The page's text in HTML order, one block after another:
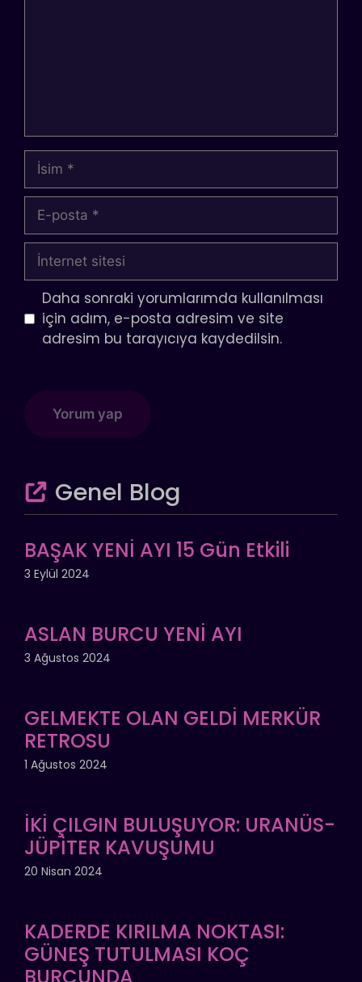
İsim
posta
İnternet
sitesi
Daha sonraki yorumlarımda kullanılması
için adım, e-posta adresim ve site
adresim bu tarayıcıya kaydedilsin.
Genel Blog
BAŞAK YENİ AYI 15 Gün Etkili
3 Eylül 2024
ASLAN BURCU YENİ AYI
3 Ağustos 2024
GELMEKTE OLAN GELDİ MERKÜR
RETROSU
1 Ağustos 2024
İKİ ÇILGIN BULUŞUYOR: URANÜS-
JÜPİTER KAVUŞUMU
20 Nisan 2024
KADERDE KIRILMA NOKTASI:
GÜNEŞ TUTULMASI KOÇ
BURCUNDA